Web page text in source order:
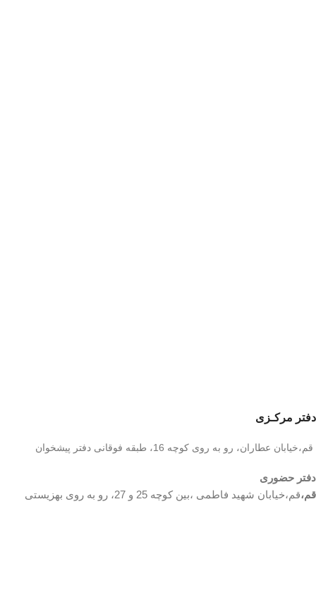
دفتر مرکـزی
قم،خیابان عطاران، رو به روی کوچه 16، طبقه فوقانی دفتر پیشخوان
دفتر حضوری
قم،قم،خیابان شهید فاطمی ،بین کوچه 25 و 27، رو به روی بهزیستی